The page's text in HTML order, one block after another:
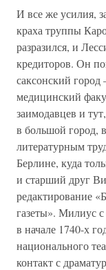
И все же усилия,
краха труппы
разразился, и
кредиторов. Он
саксонский город
медицинский
заимодавцев и
в большой город,
литературным
Берлине, куда
и старший друг
редактирование
газеты». Милиус
в начале 1740-х
национального
контакт с